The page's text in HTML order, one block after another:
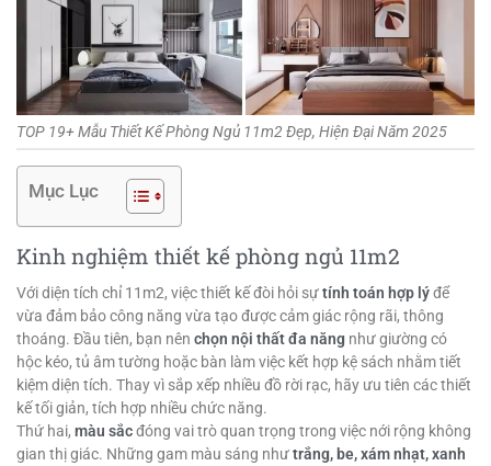
TOP 19+ Mẫu Thiết Kế Phòng Ngủ 11m2 Đẹp, Hiện Đại Năm 2025
Mục Lục
Kinh nghiệm thiết kế phòng ngủ 11m2
Với diện tích chỉ 11m2, việc thiết kế đòi hỏi sựtính toán hợp lýđể
vừa đảm bảo công năng vừa tạo được cảm giác rộng rãi, thông
thoáng. Đầu tiên, bạn nên chọn nội thất đa năng như giường có
hộc kéo, tủ âm tường hoặc bàn làm việc kết hợp kệ sách nhằm tiết
kiệm diện tích. Thay vì sắp xếp nhiều đồ rời rạc, hãy ưu tiên các thiết
kế tối giản, tích hợp nhiều chức năng.
Thứ hai, màu sắcđóng vai trò quan trọng trong việc nới rộng không
gian thị giác. Những gam màu sáng nhưtrắng, be, xám nhạt, xanh